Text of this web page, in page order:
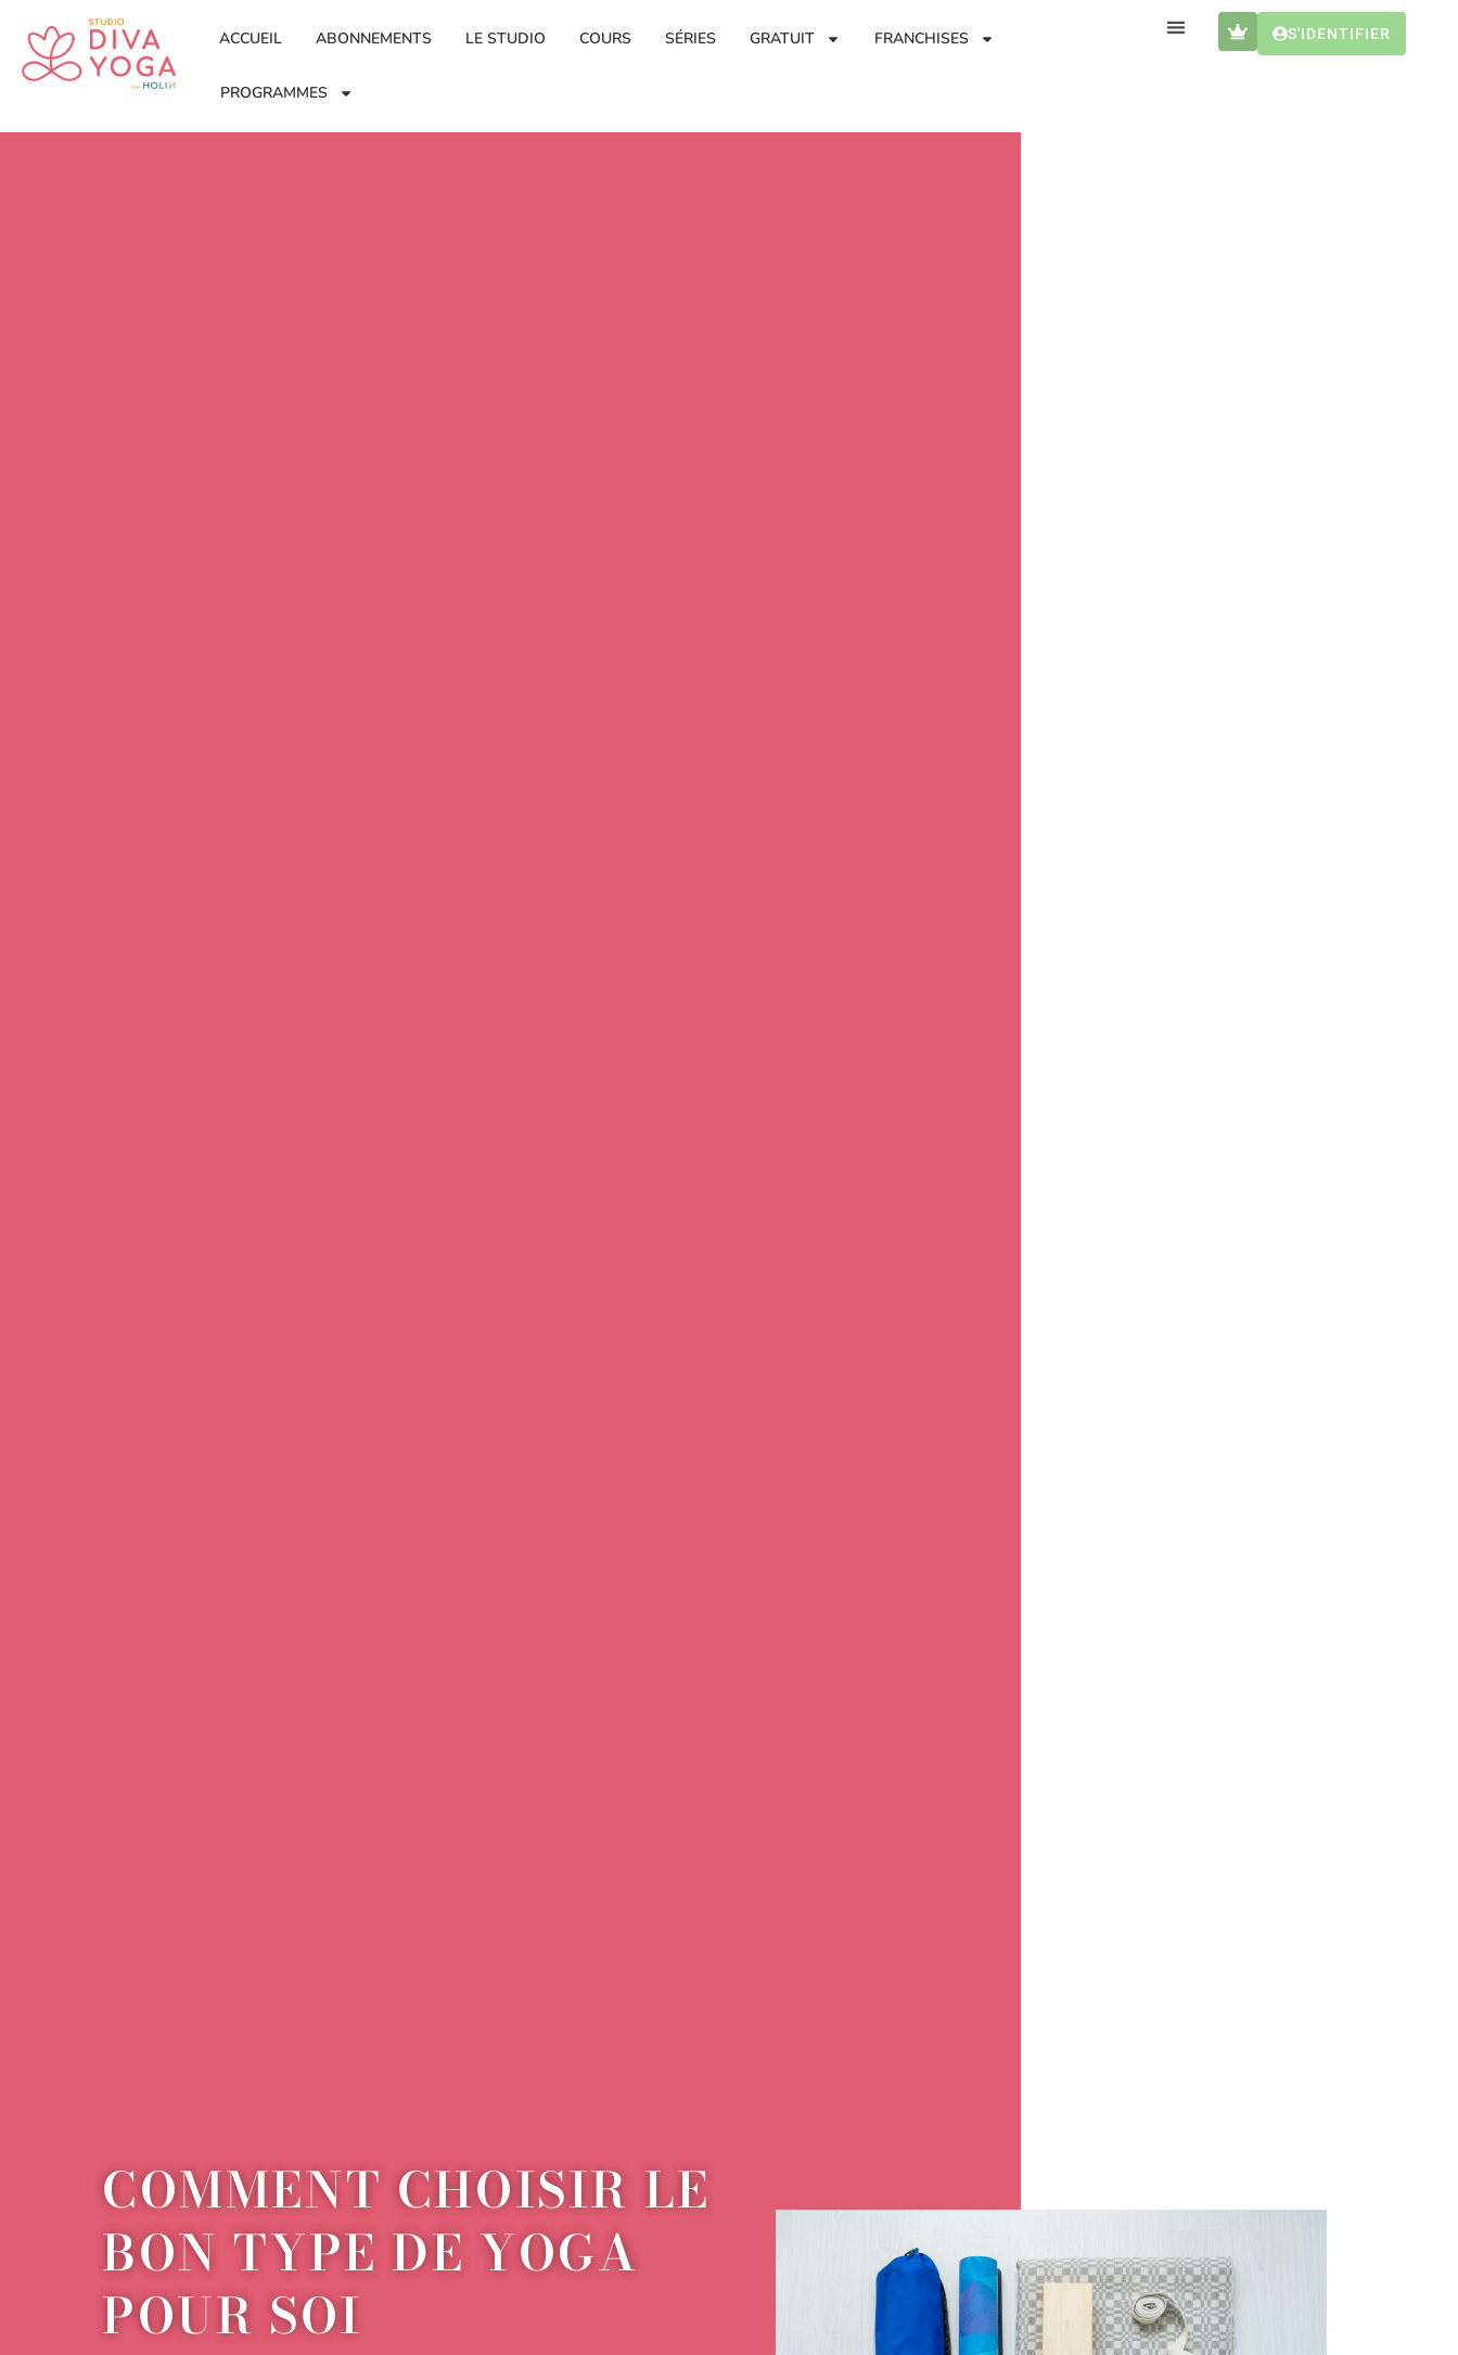
ACCUEIL ABONNEMENTS LE STUDIO COURS SÉRIES GRATUIT FRANCHISES
PROGRAMMES
S'IDENTIFIER
COMMENT CHOISIR LE
BON TYPE DE YOGA
POUR SOI